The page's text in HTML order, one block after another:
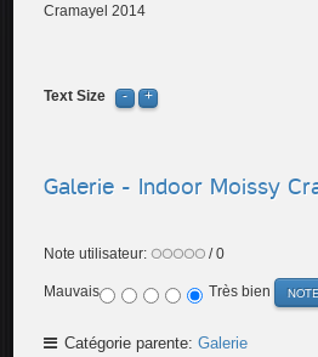
Cramayel 2014
Text Size
Galerie - Indoor Moissy
Note utilisateur: / 0
Mauvais Très bien
Catégorie parente:Galerie